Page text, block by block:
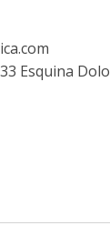
Esquina